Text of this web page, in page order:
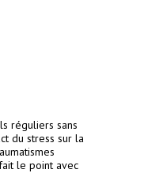
réguliers sans
du stress sur la
le point avec